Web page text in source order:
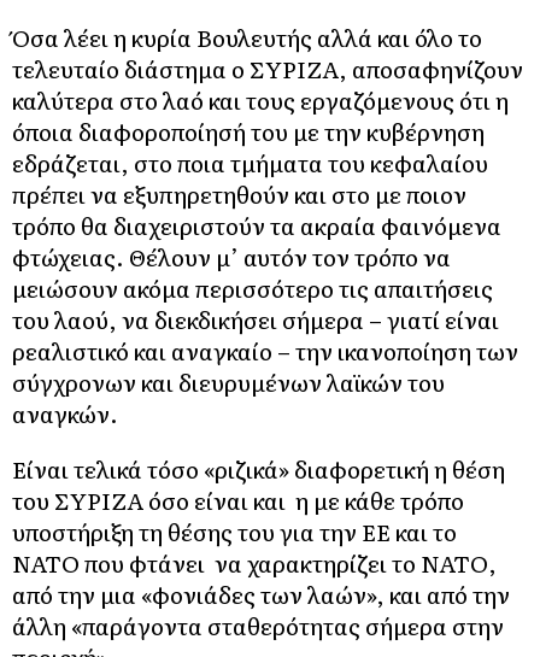
Όσα λέει η κυρία Βουλευτής αλλά και όλο το
τελευταίο διάστημα ο ΣΥΡΙΖΑ, αποσαφηνίζουν
καλύτερα στο λαό και τους εργαζόμενους ότι η
όποια διαφοροποίησή του με την κυβέρνηση
εδράζεται, στο ποια τμήματα του κεφαλαίου
πρέπει να εξυπηρετηθούν και στο με ποιον
τρόπο θα διαχειριστούν τα ακραία φαινόμενα
φτώχειας. Θέλουν μ’ αυτόν τον τρόπο να
μειώσουν ακόμα περισσότερο τις απαιτήσεις
του λαού, να διεκδικήσει σήμερα – γιατί είναι
ρεαλιστικό και αναγκαίο – την ικανοποίηση των
σύγχρονων και διευρυμένων λαϊκών του
αναγκών.
Είναι τελικά τόσο «ριζικά» διαφορετική η θέση
του ΣΥΡΙΖΑ όσο είναι και η με κάθε τρόπο
υποστήριξη τη θέσης του για την ΕΕ και το
ΝΑΤΟ που φτάνει να χαρακτηρίζει το ΝΑΤΟ,
από την μια «φονιάδες των λαών», και από την
άλλη «παράγοντα σταθερότητας σήμερα στην